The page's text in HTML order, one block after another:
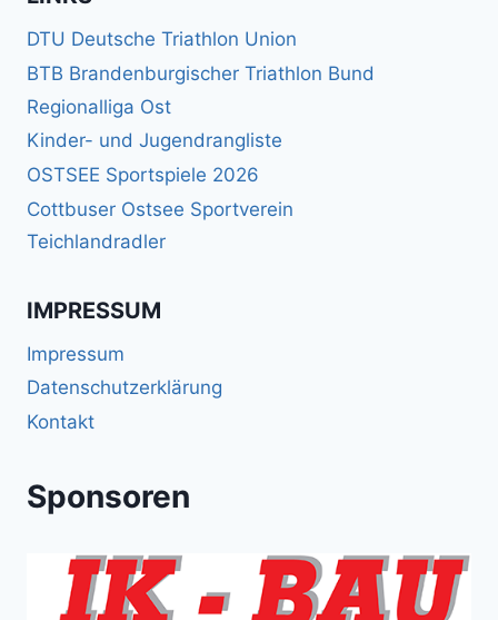
DTU Deutsche Triathlon Union
BTB Brandenburgischer Triathlon Bund
Regionalliga Ost
Kinder- und Jugendrangliste
OSTSEE Sportspiele 2026
Cottbuser Ostsee Sportverein
Teichlandradler
IMPRESSUM
Impressum
Datenschutzerklärung
Kontakt
Sponsoren